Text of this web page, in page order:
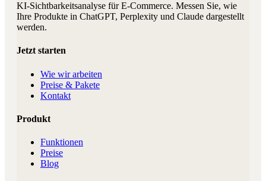
KI-Sichtbarkeitsanalyse für E-Commerce. Messen Sie, wie
Ihre Produkte in ChatGPT, Perplexity und Claude dargestellt
werden.
Jetzt starten
Wie wir arbeiten
Preise & Pakete
Kontakt
Produkt
Funktionen
Preise
Blog